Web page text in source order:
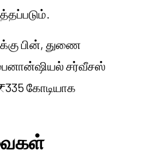
பின், துணை
சர்வீசஸ்
கோடியாக